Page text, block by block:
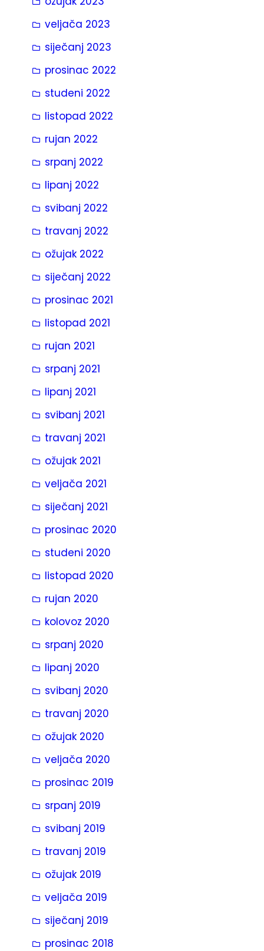
veljača 2023
siječanj 2023
prosinac 2022
studeni 2022
listopad 2022
rujan 2022
srpanj 2022
lipanj 2022
svibanj 2022
travanj 2022
ožujak 2022
siječanj 2022
prosinac 2021
listopad 2021
rujan 2021
srpanj 2021
lipanj 2021
svibanj 2021
travanj 2021
ožujak 2021
veljača 2021
siječanj 2021
prosinac 2020
studeni 2020
listopad 2020
rujan 2020
kolovoz 2020
srpanj 2020
lipanj 2020
svibanj 2020
travanj 2020
ožujak 2020
veljača 2020
prosinac 2019
srpanj 2019
svibanj 2019
travanj 2019
ožujak 2019
veljača 2019
siječanj 2019
prosinac 2018